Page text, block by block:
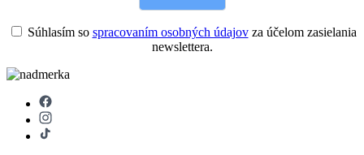
Súhlasím so spracovaním osobných údajovza účelom zasielania
newslettera.